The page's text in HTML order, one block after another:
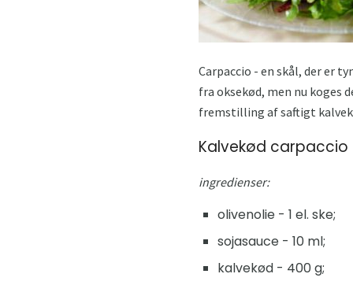
Carpaccio - en skål, der er
fra oksekød, men nu koges
fremstilling af saftigt
Kalvekød
ingredienser:
olivenolie - 1 el. ske;
sojasauce - 10 ml;
kalvekød - 400 g;